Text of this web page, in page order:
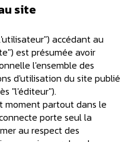
site
accédant au
est présumée avoir
l'ensemble des
d'utilisation du site publié
"l'éditeur").
moment partout dans le
porte seul la
au respect des